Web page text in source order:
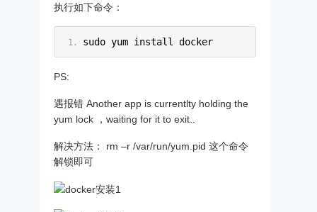
执行如下命令：
sudo yum install docker
PS:
遇报错 Another app is currentlty holding the
yum lock ，waiting for it to exit..
解决方法： rm –r /var/run/yum.pid 这个命令
解锁即可